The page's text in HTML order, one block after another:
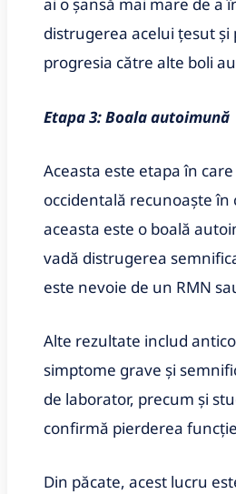
ai o șansă mai mare de a
distrugerea acelui țesut
progresia către alte boli
Etapa 3: Boala autoimună
Aceasta este etapa în
occidentală recunoaște în
aceasta este o boală
vadă distrugerea
este nevoie de un RMN
Alte rezultate includ
simptome grave și
de laborator, precum și
confirmă pierderea
Din păcate, acest lucru